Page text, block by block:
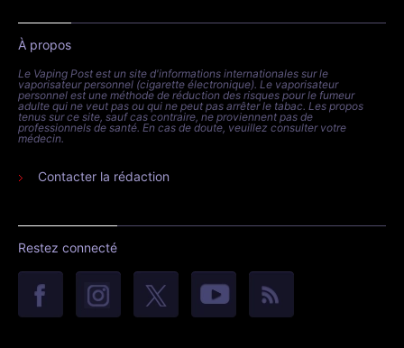
À propos
Le Vaping Post est un site d'informations internationales sur le
vaporisateur personnel (cigarette électronique). Le vaporisateur
personnel est une méthode de réduction des risques pour le fumeur
adulte qui ne veut pas ou qui ne peut pas arrêter le tabac. Les propos
tenus sur ce site, sauf cas contraire, ne proviennent pas de
professionnels de santé. En cas de doute, veuillez consulter votre
médecin.
Contacter la rédaction
Restez connecté